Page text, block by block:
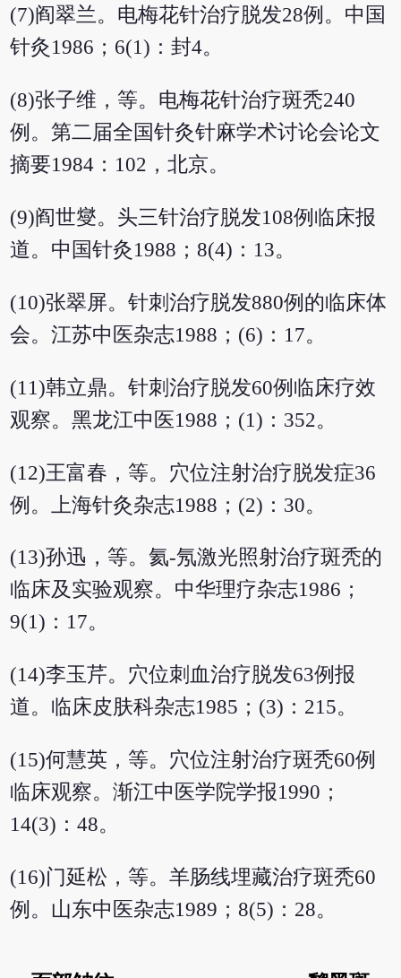
(7)阎翠兰。电梅花针治疗脱发28例。中国
针灸1986；6(1)：封4。
(8)张子维，等。电梅花针治疗斑秃240
例。第二届全国针灸针麻学术讨论会论文
摘要1984：102，北京。
(9)阎世燮。头三针治疗脱发108例临床报
道。中国针灸1988；8(4)：13。
(10)张翠屏。针刺治疗脱发880例的临床体
会。江苏中医杂志1988；(6)：17。
(11)韩立鼎。针刺治疗脱发60例临床疗效
观察。黑龙江中医1988；(1)：352。
(12)王富春，等。穴位注射治疗脱发症36
例。上海针灸杂志1988；(2)：30。
(13)孙迅，等。氦-氖激光照射治疗斑秃的
临床及实验观察。中华理疗杂志1986；
9(1)：17。
(14)李玉芹。穴位刺血治疗脱发63例报
道。临床皮肤科杂志1985；(3)：215。
(15)何慧英，等。穴位注射治疗斑秃60例
临床观察。渐江中医学院学报1990；
14(3)：48。
(16)门延松，等。羊肠线埋藏治疗斑秃60
例。山东中医杂志1989；8(5)：28。